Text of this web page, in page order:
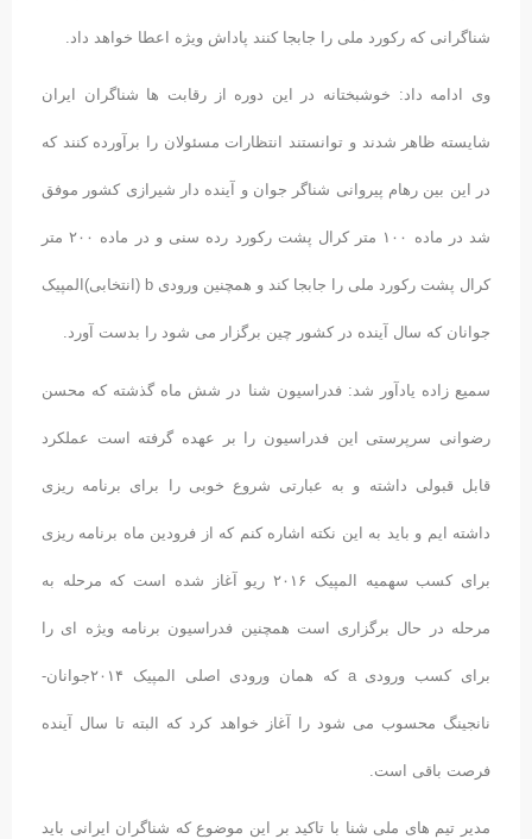
شناگرانی که رکورد ملی را جابجا کنند پاداش ویژه اعطا خواهد داد.
وی ادامه داد: خوشبختانه در این دوره از رقابت ها شناگران ایران
شایسته ظاهر شدند و توانستند انتظارات مسئولان را برآورده کنند که
در این بین رهام پیروانی شناگر جوان و آینده دار شیرازی کشور موفق
شد در ماده ١۰۰ متر کرال پشت رکورد رده سنی و در ماده ٢۰۰ متر
کرال پشت رکورد ملی را جابجا کند و همچنین ورودی b (انتخابی)المپیک
جوانان که سال آینده در کشور چین برگزار می شود را بدست آورد.
سمیع زاده یادآور شد: فدراسیون شنا در شش ماه گذشته که محسن
رضوانی سرپرستی این فدراسیون را بر عهده گرفته است عملکرد
قابل قبولی داشته و به عبارتی شروع خوبی را برای برنامه ریزی
داشته ایم و باید به این نکته اشاره کنم که از فرودین ماه برنامه ریزی
برای کسب سهمیه المپیک ٢۰١۶ ریو آغاز شده است که مرحله به
مرحله در حال برگزاری است همچنین فدراسیون برنامه ویژه ای را
برای کسب ورودی a که همان ورودی اصلی المپیک ٢۰١۴جوانان-
نانجینگ محسوب می شود را آغاز خواهد کرد که البته تا سال آینده
فرصت باقی است.
مدیر تیم های ملی شنا با تاکید بر این موضوع که شناگران ایرانی باید